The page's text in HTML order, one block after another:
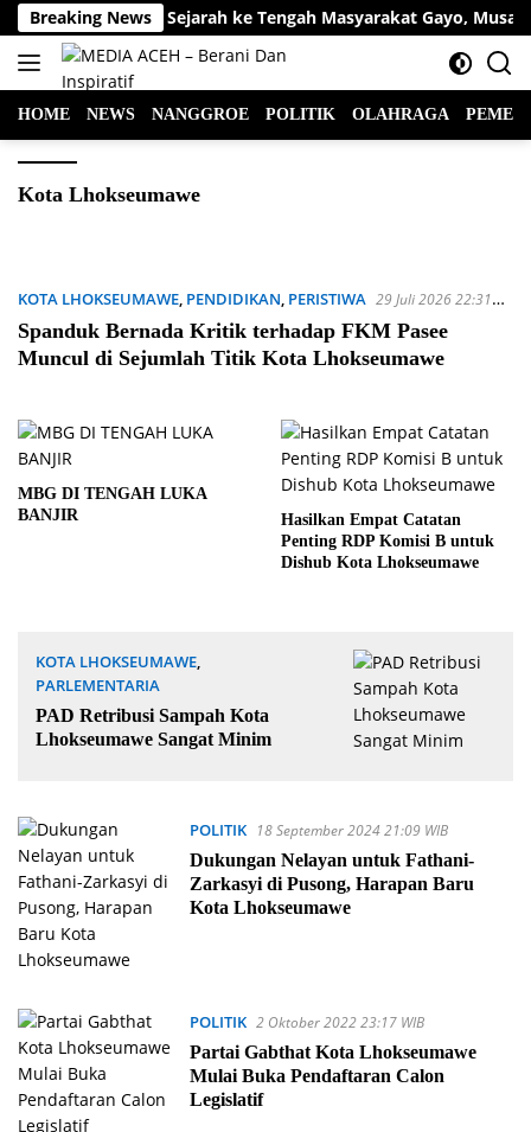
Langsung
ke
konten
Breaking News
Mengembalikan Sejarah ke Tengah Masyarakat Gayo,
HOME NEWS NANGGROE POLITIK OLAHRAGA
Kota Lhokseumawe
KOTA LHOKSEUMAWE, PENDIDIKAN, PERISTIWA 29 Juli 2026 22:31
WIB
Spanduk Bernada Kritik terhadap FKM Pasee
Muncul di Sejumlah Titik Kota Lhokseumawe
MBG DI TENGAH LUKA
BANJIR
Hasilkan Empat Catatan
Penting RDP Komisi B untuk
Dishub Kota Lhokseumawe
KOTA LHOKSEUMAWE,
PARLEMENTARIA
8 Februari 2025 13:56 WIB
PAD Retribusi Sampah Kota
Lhokseumawe Sangat Minim
POLITIK
18 September 2024 21:09 WIB
Dukungan Nelayan untuk Fathani-
Zarkasyi di Pusong, Harapan Baru
Kota Lhokseumawe
POLITIK 2 Oktober 2022 23:17 WIB
Partai Gabthat Kota Lhokseumawe
Mulai Buka Pendaftaran Calon
Legislatif